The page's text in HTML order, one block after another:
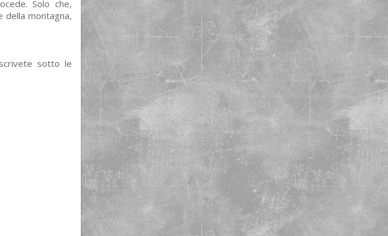
Solo che,
della montagna,
sotto le